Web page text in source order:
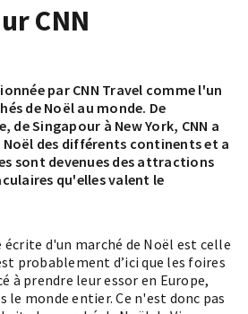
CNN
par CNN Travel comme l'un
de Noël au monde. De
de Singapour à New York, CNN a
Noël des différents continents et a
sont devenues des attractions
qu'elles valent le
écrite d'un marché de Noël est celle
probablement d’ici que les foires
à prendre leur essor en Europe,
le monde entier. Ce n'est donc pas